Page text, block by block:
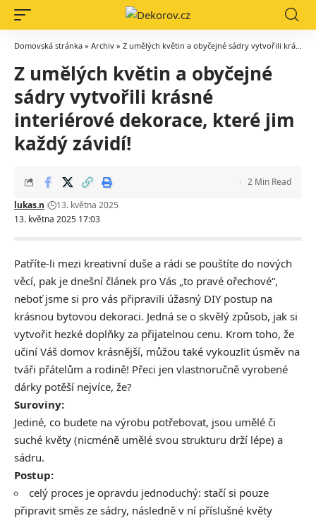
Domovská stránka » Archiv » Z umělých květin a obyčejné sádry vytvořili krásné interiérové dekorace, které jim každý závidí!
Z umělých květin a obyčejné
sádry vytvořili krásné
interiérové dekorace, které jim
každý závidí!
13. května 2025 17:03
lukas.n 13. května 2025
2 Min Read
Patříte-li mezi kreativní duše a rádi se pouštíte do nových
věcí, pak je dnešní článek pro Vás „to pravé ořechové“,
neboť jsme si pro vás připravili úžasný DIY postup na
krásnou bytovou dekoraci. Jedná se o skvělý způsob, jak si
vytvořit hezké doplňky za přijatelnou cenu. Krom toho, že
učiní Váš domov krásnější, můžou také vykouzlit úsměv na
tváři přátelům a rodině! Přeci jen vlastnoručně vyrobené
dárky potěší nejvíce, že?
Suroviny:
Jediné, co budete na výrobu potřebovat, jsou umělé či
suché květy (nicméně umělé svou strukturu drží lépe) a
sádru.
Postup:
celý proces je opravdu jednoduchý: stačí si pouze
připravit směs ze sádry, následně v ní příslušné květy